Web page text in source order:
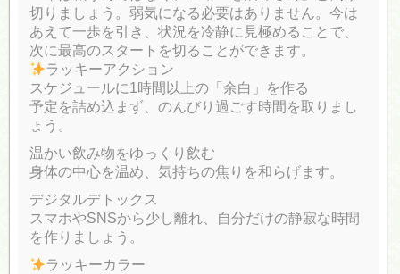
切りましょう。弱気になる必要はありません。今は
あえて一歩を引き、状況を冷静に見極めることで、
次に最高のスタートを切ることができます。
ラッキーアクション
スケジュールに1時間以上の「余白」を作る
予定を詰め込まず、のんびり過ごす時間を取りまし
ょう。
温かい飲み物をゆっくり飲む
身体の中心を温め、気持ちの焦りを和らげます。
デジタルデトックス
スマホやSNSから少し離れ、自分だけの静寂な時間
を作りましょう。
ラッキーカラー